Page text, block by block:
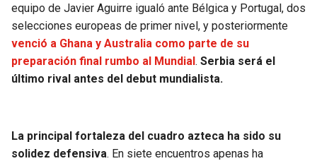
equipo de Javier Aguirre igualó ante Bélgica y Portugal, dos
selecciones europeas de primer nivel, y posteriormente
venció a Ghana y Australia como parte de su
preparación final rumbo al Mundial. Serbia será el
último rival antes del debut mundialista.
La principal fortaleza del cuadro azteca ha sido su
solidez defensiva. En siete encuentros apenas ha